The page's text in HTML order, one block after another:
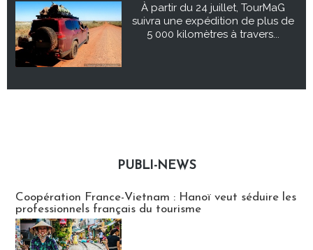
À partir du 24 juillet, TourMaG
suivra une expédition de plus de
5 000 kilomètres à travers...
PUBLI-NEWS
Coopération France-Vietnam : Hanoï veut séduire les
professionnels français du tourisme